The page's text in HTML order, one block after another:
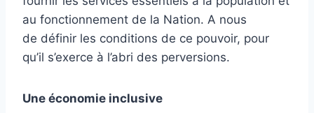
au fonctionnement de la Nation. A nous
de définir les conditions de ce pouvoir, pour
qu’il s’exerce à l’abri des perversions.
Une économie inclusive